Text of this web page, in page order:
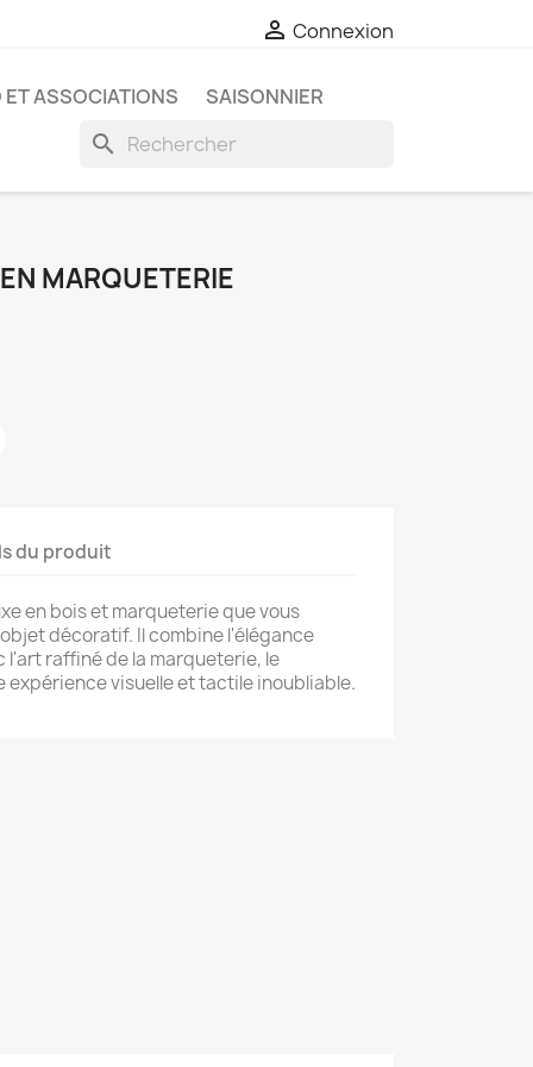
 Connexion
ET ASSOCIATIONS SAISONNIER
search
MARQUETERIE
du produit
en bois et marqueterie que vous
décoratif. Il combine l'élégance
l'art raffiné de la marqueterie, le
expérience visuelle et tactile inoubliable.